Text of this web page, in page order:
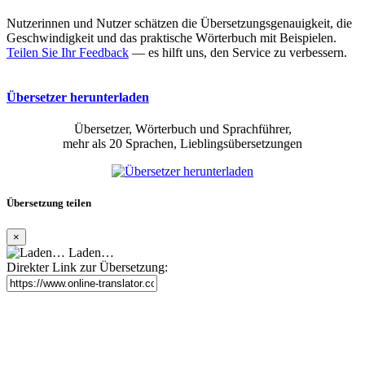
Nutzerinnen und Nutzer schätzen die Übersetzungsgenauigkeit, die
Geschwindigkeit und das praktische Wörterbuch mit Beispielen.
Teilen Sie Ihr Feedback — es hilft uns, den Service zu verbessern.
Übersetzer herunterladen
Übersetzer, Wörterbuch und Sprachführer,
mehr als 20 Sprachen, Lieblingsübersetzungen
Übersetzung teilen
×
Laden…
Direkter Link zur Übersetzung: